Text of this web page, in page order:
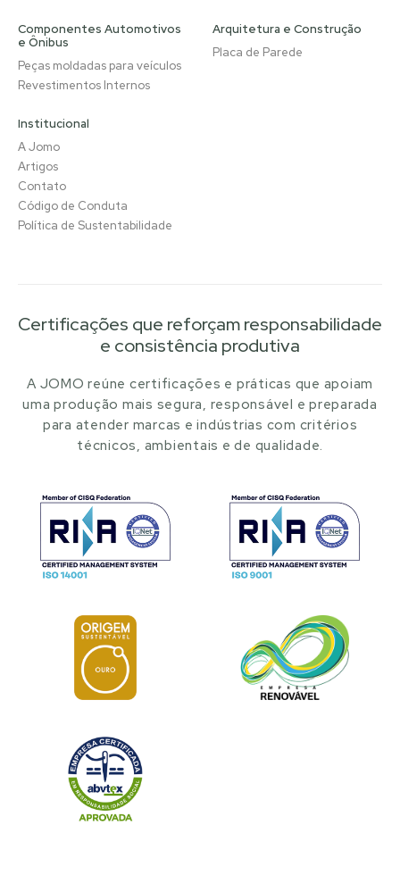
Componentes Automotivos
e Ônibus
Peças moldadas para veículos
Revestimentos Internos
Arquitetura e Construção
Placa de Parede
Institucional
A Jomo
Artigos
Contato
Código de Conduta
Política de Sustentabilidade
Certificações que reforçam responsabilidade
e consistência produtiva
A JOMO reúne certificações e práticas que apoiam
uma produção mais segura, responsável e preparada
para atender marcas e indústrias com critérios
técnicos, ambientais e de qualidade.